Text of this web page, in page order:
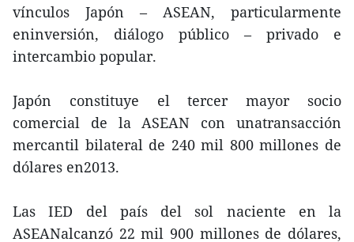
vínculos Japón – ASEAN, particularmente
eninversión, diálogo público – privado e
intercambio popular.
Japón constituye el tercer mayor socio
comercial de la ASEAN con unatransacción
mercantil bilateral de 240 mil 800 millones de
dólares en2013.
Las IED del país del sol naciente en la
ASEANalcanzó 22 mil 900 millones de dólares,